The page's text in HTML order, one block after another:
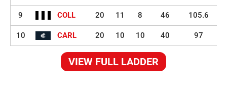
9 COLL 20 11 8 46 105.6
10 CARL 20 10 10 40 97
VIEW FULL LADDER